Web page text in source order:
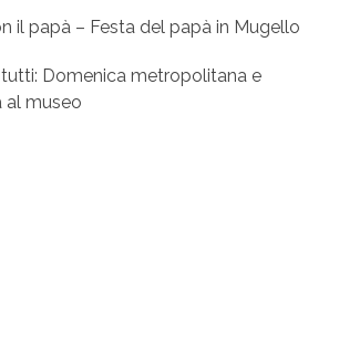
il papà – Festa del papà in Mugello
tutti: Domenica metropolitana e
al museo